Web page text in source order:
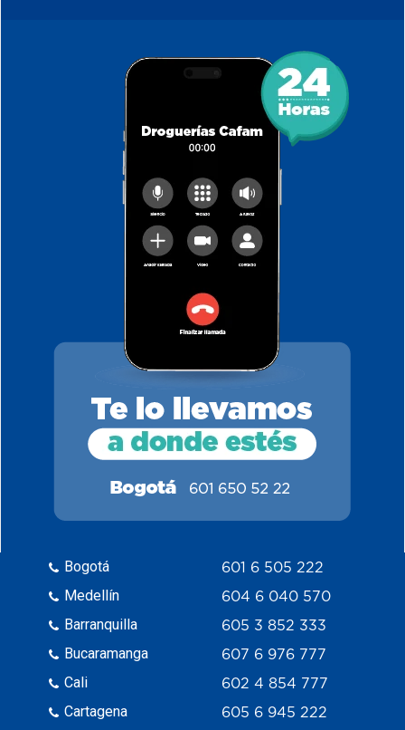
Bogotá
Medellín
Barranquilla
Bucaramanga
Cali
Cartagena
601 6 505 222
604 6 040 570
605 3 852 333
607 6 976 777
602 4 854 777
605 6 945 222